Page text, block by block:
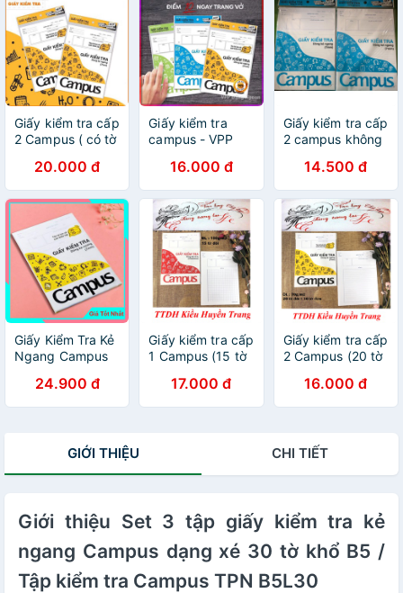
Giấy kiểm tra cấp
2 Campus ( có tờ
20.000 đ
Giấy kiểm tra
campus - VPP
16.000 đ
Giấy kiểm tra cấp
2 campus không
14.500 đ
Giấy Kiểm Tra Kẻ
Ngang Campus
+ 10 tờ đơn)
TPBM70G-30
24.900 đ
Giấy kiểm tra cấp
1 Campus (15 tờ
17.000 đ
Giấy kiểm tra cấp
2 Campus (20 tờ
16.000 đ
GIỚI THIỆU CHI TIẾT
Giới thiệu Set 3 tập giấy kiểm tra kẻ
ngang Campus dạng xé 30 tờ khổ B5 /
Tập kiểm tra Campus TPN B5L30